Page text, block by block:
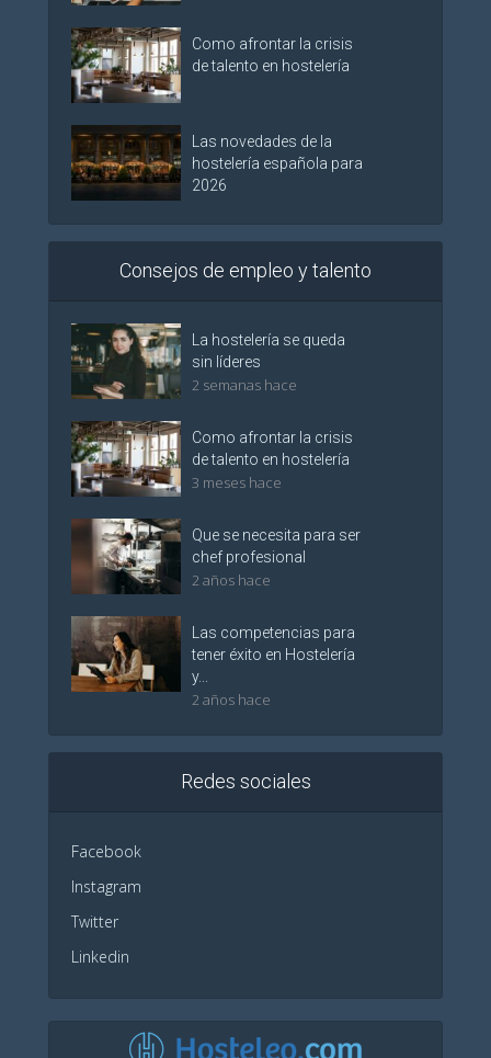
Como afrontar la crisis
de talento en hostelería
Las novedades de la
hostelería española para
2026
Consejos de empleo y talento
La hostelería se queda
sin líderes
2 semanas hace
Como afrontar la crisis
de talento en hostelería
3 meses hace
Que se necesita para ser
chef profesional
2 años hace
Las competencias para
tener éxito en Hostelería
y...
2 años hace
Redes sociales
Facebook
Instagram
Twitter
Linkedin